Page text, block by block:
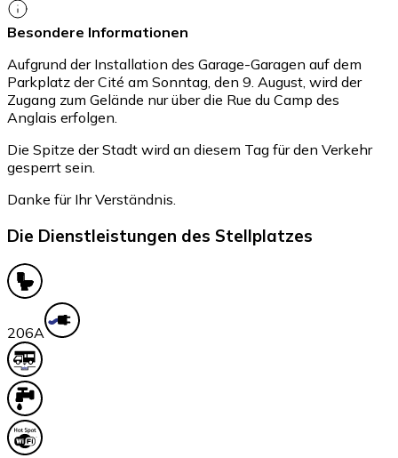
Besondere Informationen
Aufgrund der Installation des Garage-Garagen auf dem
Parkplatz der Cité am Sonntag, den 9. August, wird der
Zugang zum Gelände nur über die Rue du Camp des
Anglais erfolgen.
Die Spitze der Stadt wird an diesem Tag für den Verkehr
gesperrt sein.
Danke für Ihr Verständnis.
Die Dienstleistungen des Stellplatzes
206A